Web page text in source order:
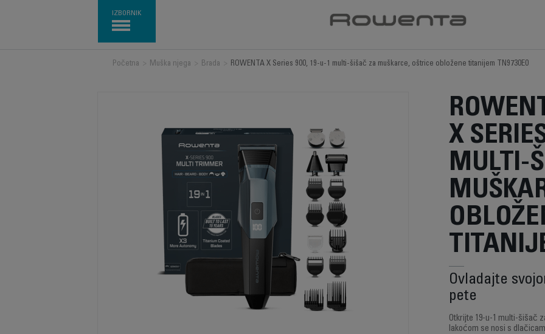
IZBORNIK
Početna Muška njega Brada ROWENTA X Series 900, 19-u-1 multi-šišač za muškarce, oštrice obložene titanijem TN9730E0
X
MULTI-
Ovladajte
pete
Otkrijte 19-u-1 multi-šišač
lakoćom se nosi s